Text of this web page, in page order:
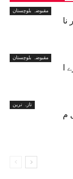
مقبوضہ بلوچستان
مقبوضہ بلوچستان
تازہ ترین